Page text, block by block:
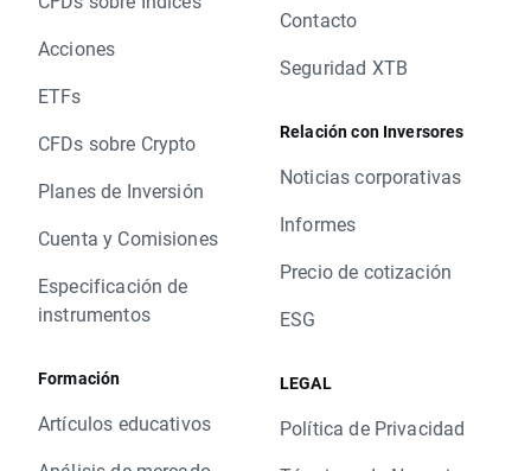
Acciones
ETFs
CFDs sobre Crypto
Planes de Inversión
Cuenta y Comisiones
Especificación de
instrumentos
Formación
Artículos educativos
Contacto
Seguridad XTB
Relación con Inversores
Noticias corporativas
Informes
Precio de cotización
ESG
LEGAL
Política de Privacidad